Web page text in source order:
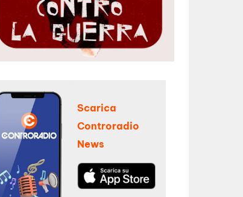
Scarica
Controradio
News